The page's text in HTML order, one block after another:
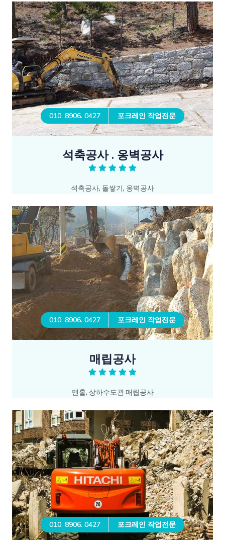
010. 8906. 0427 포크레인 작업전문
석축공사 . 옹벽공사
석축공사, 돌쌓기, 옹벽공사
010. 8906. 0427 포크레인 작업전문
매립공사
맨홀, 상하수도관 매립공사
010. 8906. 0427 포크레인 작업전문